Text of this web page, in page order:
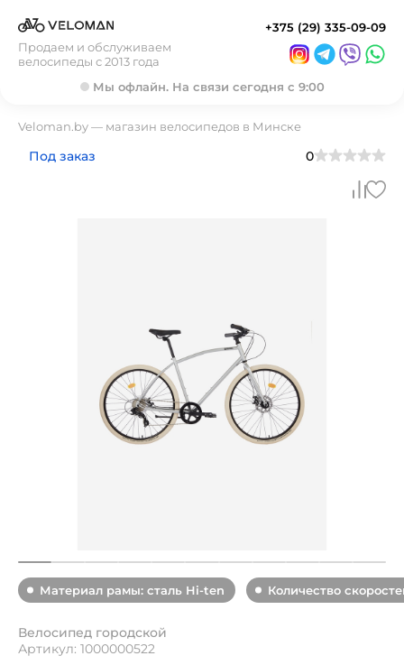
Продаем и обслуживаем
велосипеды с 2013 года
+375 (29) 335-09-09
Мы офлайн. На связи сегодня с 9:00
Veloman.by — магазин велосипедов в Минске
Под заказ 0
Материал рамы: сталь Hi-ten Количество
Велосипед городской
Артикул: 1000000522